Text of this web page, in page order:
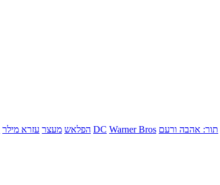
תור: אהבה ורעם DC Warner Bros הפלאש מעצר עזרא מילר